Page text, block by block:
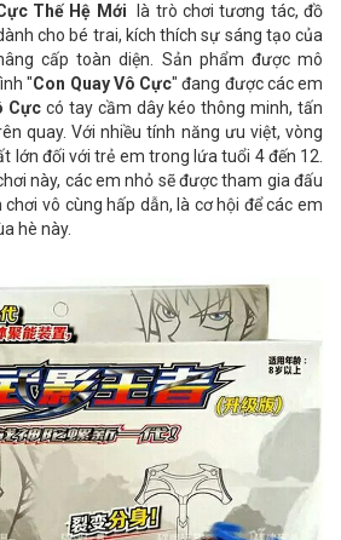
Thế Hệ Mới
là trò chơi tương tác, đồ
cho bé trai, kích thích sự sáng tạo của
cấp toàn diện. Sản phẩm được mô
"Con Quay Vô Cực" đang được các em
Cực có tay cầm dây kéo thông minh, tấn
quay. Với nhiều tính năng ưu việt, vòng
lớn đối với trẻ em trong lứa tuổi 4 đến 12.
này, các em nhỏ sẽ được tham gia đấu
vô cùng hấp dẫn, là cơ hội để các em
hè này.